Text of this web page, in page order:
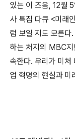
있는 이 즈음, 12월
사 특집 다큐 <미래
럼 보일 지도 모른다
하는 처지의 MBC지
속한다. 우리가 미처
업 혁명의 현실과 미